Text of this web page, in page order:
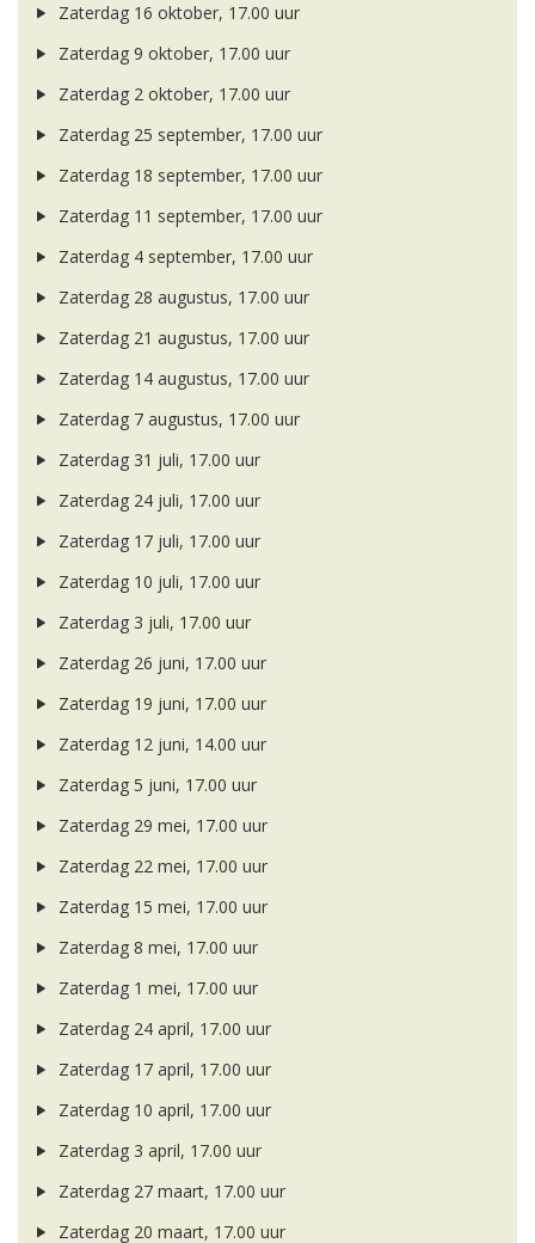
Zaterdag 16 oktober, 17.00 uur
Zaterdag 9 oktober, 17.00 uur
Zaterdag 2 oktober, 17.00 uur
Zaterdag 25 september, 17.00 uur
Zaterdag 18 september, 17.00 uur
Zaterdag 11 september, 17.00 uur
Zaterdag 4 september, 17.00 uur
Zaterdag 28 augustus, 17.00 uur
Zaterdag 21 augustus, 17.00 uur
Zaterdag 14 augustus, 17.00 uur
Zaterdag 7 augustus, 17.00 uur
Zaterdag 31 juli, 17.00 uur
Zaterdag 24 juli, 17.00 uur
Zaterdag 17 juli, 17.00 uur
Zaterdag 10 juli, 17.00 uur
Zaterdag 3 juli, 17.00 uur
Zaterdag 26 juni, 17.00 uur
Zaterdag 19 juni, 17.00 uur
Zaterdag 12 juni, 14.00 uur
Zaterdag 5 juni, 17.00 uur
Zaterdag 29 mei, 17.00 uur
Zaterdag 22 mei, 17.00 uur
Zaterdag 15 mei, 17.00 uur
Zaterdag 8 mei, 17.00 uur
Zaterdag 1 mei, 17.00 uur
Zaterdag 24 april, 17.00 uur
Zaterdag 17 april, 17.00 uur
Zaterdag 10 april, 17.00 uur
Zaterdag 3 april, 17.00 uur
Zaterdag 27 maart, 17.00 uur
Zaterdag 20 maart, 17.00 uur